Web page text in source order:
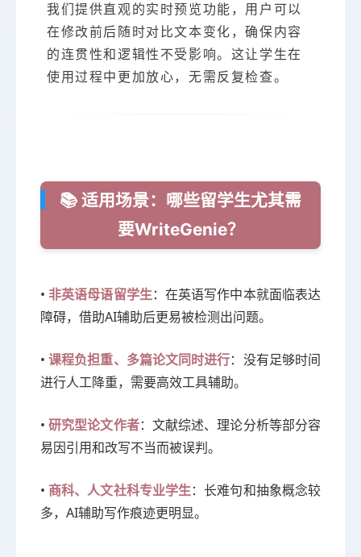
我们提供直观的实时预览功能，用户可以
在修改前后随时对比文本变化，确保内容
的连贯性和逻辑性不受影响。这让学生在
使用过程中更加放心，无需反复检查。
📚 适用场景：哪些留学生尤其需
要WriteGenie？
• 非英语母语留学生：在英语写作中本就面临表达
障碍，借助AI辅助后更易被检测出问题。
•课程负担重、多篇论文同时进行：没有足够时间
进行人工降重，需要高效工具辅助。
•研究型论文作者：文献综述、理论分析等部分容
易因引用和改写不当而被误判。
• 商科、人文社科专业学生 ：长难句和抽象概念较
多，AI辅助写作痕迹更明显。